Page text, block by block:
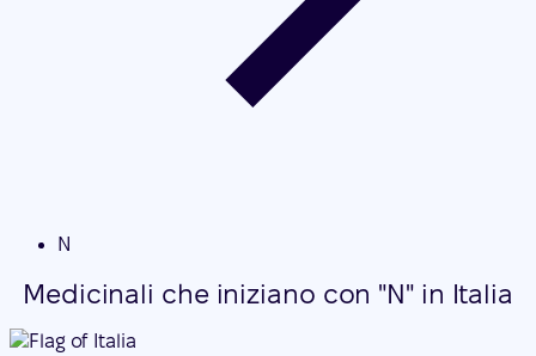
N
Medicinali che iniziano con "N" in Italia